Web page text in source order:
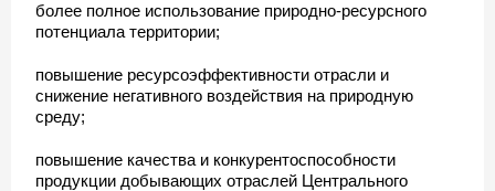
более полное использование природно-ресурсного
потенциала территории;
повышение ресурсоэффективности отрасли и
снижение негативного воздействия на природную
среду;
повышение качества и конкурентоспособности
продукции добывающих отраслей Центрального